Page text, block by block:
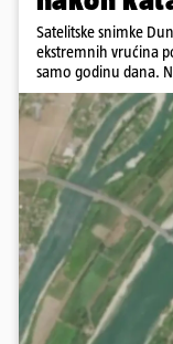
Satelitske snimke
ekstremnih vrućina
samo godinu dana.
veći pješčani
povijesno niskim
toka, od Njemačke i
Rumunjske i
zabilježio satelit
Copernicus.